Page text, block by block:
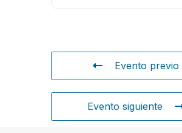
Evento previo
Evento siguiente